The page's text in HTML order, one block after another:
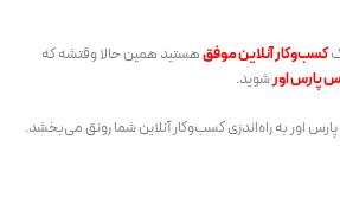
کسب‌و‌کار آنلاین موفقهستید همین حالا وقتشه که
پارس اورشوید.
اور به راه‌اندزی کسب‌و‌کار آنلاین شما رونق می‌بخشد.